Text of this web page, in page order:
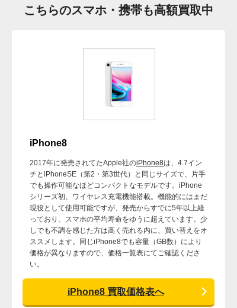
こちらのスマホ・携帯も高額買取中
iPhone8
2017年に発売されてたApple社のiPhone8は、4.7イン
チとiPhoneSE（第2・第3世代）と同じサイズで、片手
でも操作可能なほどコンパクトなモデルです。iPhone
シリーズ初、ワイヤレス充電機能搭載。機能的にはまだ
現役として使用可能ですが、発売からすでに5年以上経
っており、スマホの平均寿命をゆうに超えています。少
しでも不調を感じた方は高く売れる内に、買い替えをオ
ススメします。同じiPhone8でも容量（GB数）により
価格が異なりますので、価格一覧表にてご確認くださ
い。
iPhone8 買取価格表へ